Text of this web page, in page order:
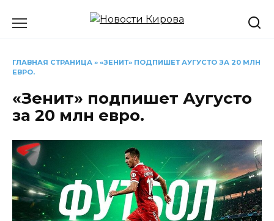
ГЛАВНАЯ СТРАНИЦА » «ЗЕНИТ» ПОДПИШЕТ АУГУСТО ЗА 20 МЛН
ЕВРО.
«Зенит» подпишет Аугусто
за 20 млн евро.